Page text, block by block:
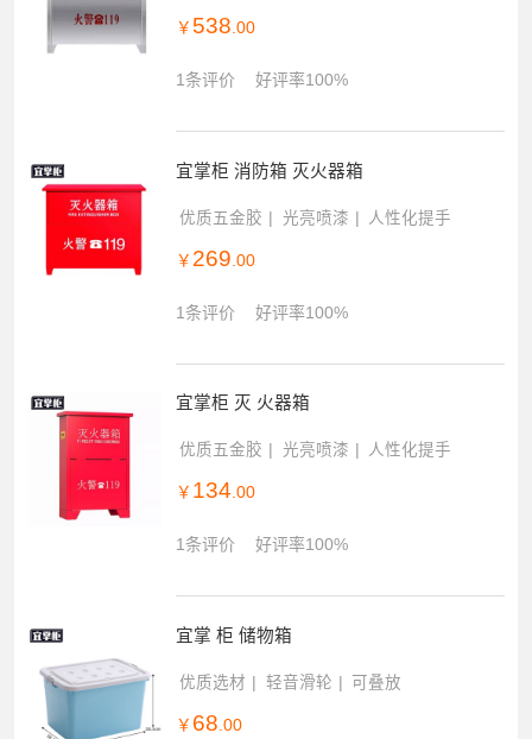
￥ 538.00
1条评价 好评率100%
宜掌柜 消防箱 灭火器箱
优质五金胶 光亮喷漆 人性化提手
￥ 269 .00
1条评价 好评率100%
宜掌柜 灭 火器箱
优质五金胶 光亮喷漆 人性化提手
￥ 134.00
1条评价 好评率100%
宜掌 柜 储物箱
优质选材 轻音滑轮 可叠放
￥ 68 .00